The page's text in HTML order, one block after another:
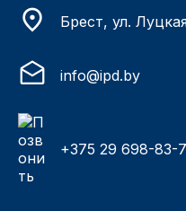
Брест, ул.
info@ipd.by
+375 29 698-83-